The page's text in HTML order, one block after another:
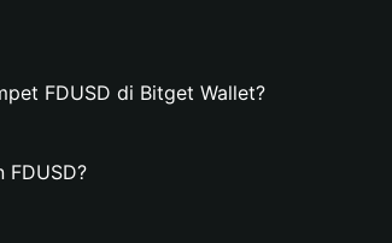
FDUSD di Bitget Wallet?
FDUSD?